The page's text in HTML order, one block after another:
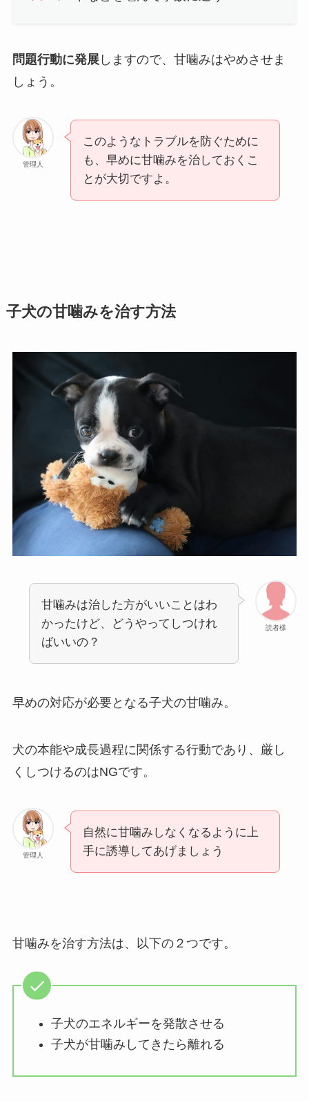
問題行動に発展しますので、甘噛みはやめさせま
しょう。
管理人
このようなトラブルを防ぐために
も、早めに甘噛みを治しておくこ
とが大切ですよ。
子犬の甘噛みを治す方法
読者様
甘噛みは治した方がいいことはわ
かったけど、どうやってしつけれ
ばいいの？
早めの対応が必要となる子犬の甘噛み。
犬の本能や成長過程に関係する行動であり、厳し
くしつけるのはNGです。
管理人
自然に甘噛みしなくなるように上
手に誘導してあげましょう
甘噛みを治す方法は、以下の２つです。
子犬のエネルギーを発散させる
子犬が甘噛みしてきたら離れる